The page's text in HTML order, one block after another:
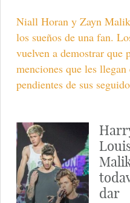
Niall Horan y Zayn
los sueños de una fan.
vuelven a demostrar que
menciones que les
pendientes de sus
dar